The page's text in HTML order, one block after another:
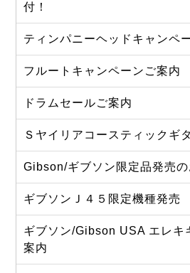
付！
ティンパニーヘッドキャンペ
フルートキャンペーンご案内
ドラムセールご案内
Ｓヤイリアコースティックギ
Gibson/ギブソン限定品発売
ギブソンＪ４５限定機種発売
ギブソン/Gibson USA エレキ
案内